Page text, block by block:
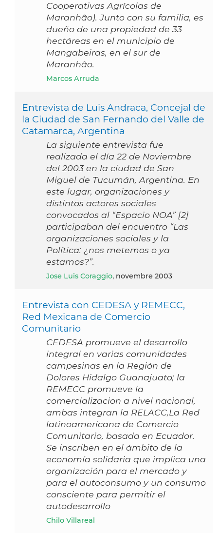
Cooperativas Agrícolas de
Maranhão). Junto con su familia, es
dueño de una propiedad de 33
hectáreas en el municipio de
Mangabeiras, en el sur de
Maranhão.
Marcos Arruda
Entrevista de Luis Andraca, Concejal de
la Ciudad de San Fernando del Valle de
Catamarca, Argentina
La siguiente entrevista fue
realizada el día 22 de Noviembre
del 2003 en la ciudad de San
Miguel de Tucumán, Argentina. En
este lugar, organizaciones y
distintos actores sociales
convocados al “Espacio NOA” [2]
participaban del encuentro “Las
organizaciones sociales y la
Política: ¿nos metemos o ya
estamos?”.
Jose Luis Coraggio, novembre 2003
Entrevista con CEDESA y REMECC,
Red Mexicana de Comercio
Comunitario
CEDESA promueve el desarrollo
integral en varias comunidades
campesinas en la Región de
Dolores Hidalgo Guanajuato; la
REMECC promueve la
comercializacion a nivel nacional,
ambas integran la RELACC,La Red
latinoamericana de Comercio
Comunitario, basada en Ecuador.
Se inscriben en el ámbito de la
economía solidaria que implica una
organización para el mercado y
para el autoconsumo y un consumo
consciente para permitir el
autodesarrollo
Chilo Villareal